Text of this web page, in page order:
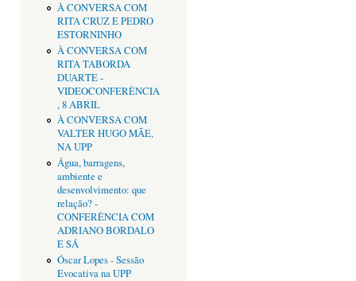
À CONVERSA COM
RITA CRUZ E PEDRO
ESTORNINHO
À CONVERSA COM
RITA TABORDA
DUARTE -
VIDEOCONFERÊNCIA
, 8 ABRIL
À CONVERSA COM
VALTER HUGO MÃE,
NA UPP
Água, barragens,
ambiente e
desenvolvimento: que
relação? -
CONFERÊNCIA COM
ADRIANO BORDALO
E SÁ
Óscar Lopes - Sessão
Evocativa na UPP